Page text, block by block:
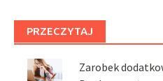
PRZECZYTAJ
Zarobek